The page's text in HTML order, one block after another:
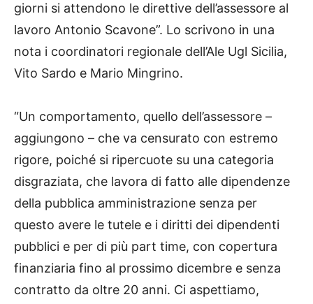
giorni si attendono le direttive dell’assessore al
lavoro Antonio Scavone”. Lo scrivono in una
nota i coordinatori regionale dell’Ale Ugl Sicilia,
Vito Sardo e Mario Mingrino.
“Un comportamento, quello dell’assessore –
aggiungono – che va censurato con estremo
rigore, poiché si ripercuote su una categoria
disgraziata, che lavora di fatto alle dipendenze
della pubblica amministrazione senza per
questo avere le tutele e i diritti dei dipendenti
pubblici e per di più part time, con copertura
finanziaria fino al prossimo dicembre e senza
contratto da oltre 20 anni. Ci aspettiamo,